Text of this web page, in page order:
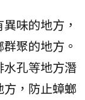
味的地方，
聚的地方。
孔等地方潛
，防止蟑螂